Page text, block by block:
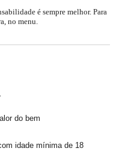
é sempre melhor. Para
no menu.
do bem
idade mínima de 18